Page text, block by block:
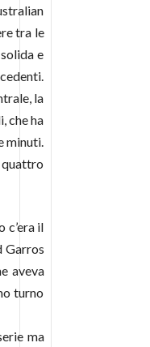
tra le
e
la
che ha
minuti.
quattro
il
Garros
aveva
turno
ma